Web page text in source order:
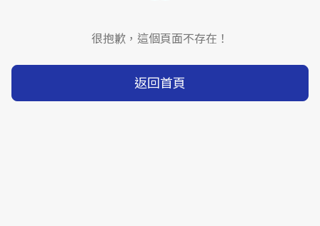
很抱歉，這個頁面不存在！
返回首頁